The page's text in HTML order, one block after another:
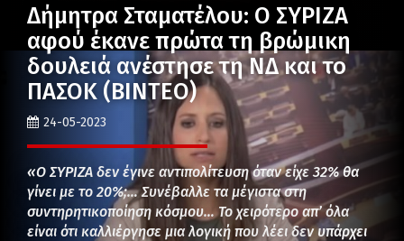
Δήμητρα Σταματέλου: Ο ΣΥΡΙΖΑ
αφού έκανε πρώτα τη βρώμικη
δουλειά ανέστησε τη ΝΔ και το
ΠΑΣΟΚ (ΒΙΝΤΕΟ)
24-05-2023
«Ο ΣΥΡΙΖΑ δεν έγινε αντιπολίτευση όταν είχε 32% θα
γίνει με το 20%;… Συνέβαλλε τα μέγιστα στη
συντηρητικοποίηση κόσμου… Το χειρότερο απ’ όλα
είναι ότι καλλιέργησε μια λογική που λέει δεν υπάρχει